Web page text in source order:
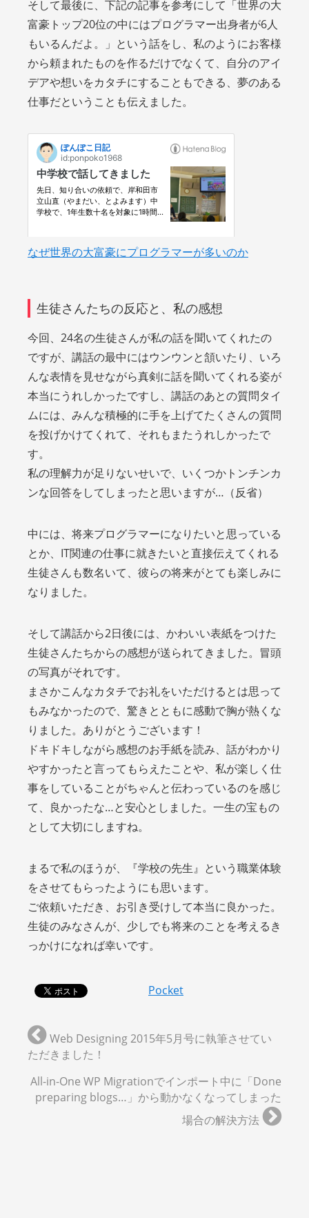
そして最後に、下記の記事を参考にして「世界の大
富豪トップ20位の中にはプログラマー出身者が6人
もいるんだよ。」という話をし、私のようにお客様
から頼まれたものを作るだけでなくて、自分のアイ
デアや想いをカタチにすることもできる、夢のある
仕事だということも伝えました。
なぜ世界の大富豪にプログラマーが多いのか
生徒さんたちの反応と、私の感想
今回、24名の生徒さんが私の話を聞いてくれたの
ですが、講話の最中にはウンウンと頷いたり、いろ
んな表情を見せながら真剣に話を聞いてくれる姿が
本当にうれしかったですし、講話のあとの質問タイ
ムには、みんな積極的に手を上げてたくさんの質問
を投げかけてくれて、それもまたうれしかったで
す。
私の理解力が足りないせいで、いくつかトンチンカ
ンな回答をしてしまったと思いますが…（反省）
中には、将来プログラマーになりたいと思っている
とか、IT関連の仕事に就きたいと直接伝えてくれる
生徒さんも数名いて、彼らの将来がとても楽しみに
なりました。
そして講話から2日後には、かわいい表紙をつけた
生徒さんたちからの感想が送られてきました。冒頭
の写真がそれです。
まさかこんなカタチでお礼をいただけるとは思って
もみなかったので、驚きとともに感動で胸が熱くな
りました。ありがとうございます！
ドキドキしながら感想のお手紙を読み、話がわかり
やすかったと言ってもらえたことや、私が楽しく仕
事をしていることがちゃんと伝わっているのを感じ
て、良かったな…と安心としました。一生の宝もの
として大切にしますね。
まるで私のほうが、『学校の先生』という職業体験
をさせてもらったようにも思います。
ご依頼いただき、お引き受けして本当に良かった。
生徒のみなさんが、少しでも将来のことを考えるき
っかけになれば幸いです。
Pocket
Web Designing 2015年5月号に執筆させてい
ただきました！
All-in-One WP Migrationでインポート中に「Done
preparing blogs…」から動かなくなってしまった
場合の解決方法